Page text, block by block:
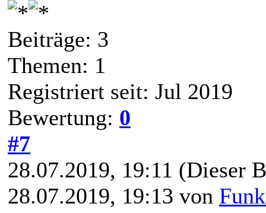
Beiträge: 3
Themen: 1
Registriert seit: Jul 2019
Bewertung: 0
#7
28.07.2019, 19:11 (Dieser
28.07.2019, 19:13 von